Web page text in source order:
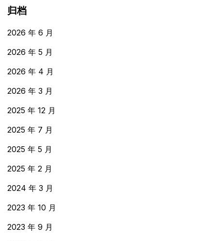
归档
2026 年 6 月
2026 年 5 月
2026 年 4 月
2026 年 3 月
2025 年 12 月
2025 年 7 月
2025 年 5 月
2025 年 2 月
2024 年 3 月
2023 年 10 月
2023 年 9 月